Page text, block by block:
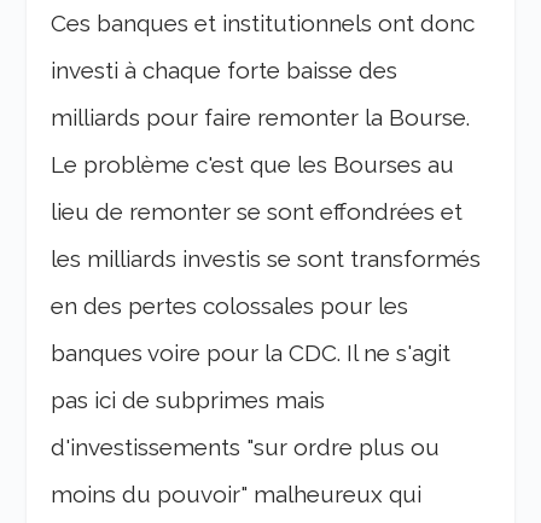
Ces banques et institutionnels ont donc
investi à chaque forte baisse des
milliards pour faire remonter la Bourse.
Le problème c'est que les Bourses au
lieu de remonter se sont effondrées et
les milliards investis se sont transformés
en des pertes colossales pour les
banques voire pour la CDC. Il ne s'agit
pas ici de subprimes mais
d'investissements "sur ordre plus ou
moins du pouvoir" malheureux qui